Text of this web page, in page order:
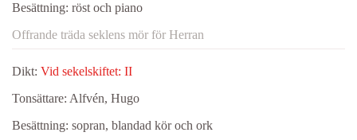
Besättning: röst och piano
Offrande träda seklens mör för Herran
Dikt: Vid sekelskiftet: II
Tonsättare: Alfvén, Hugo
Besättning: sopran, blandad kör och ork